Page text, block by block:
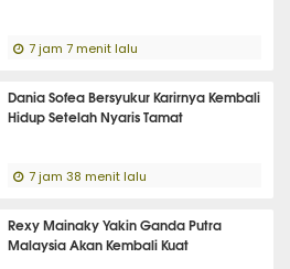
7 jam 7 menit lalu
Dania Sofea Bersyukur Karirnya Kembali
Hidup Setelah Nyaris Tamat
7 jam 38 menit lalu
Rexy Mainaky Yakin Ganda Putra
Malaysia Akan Kembali Kuat